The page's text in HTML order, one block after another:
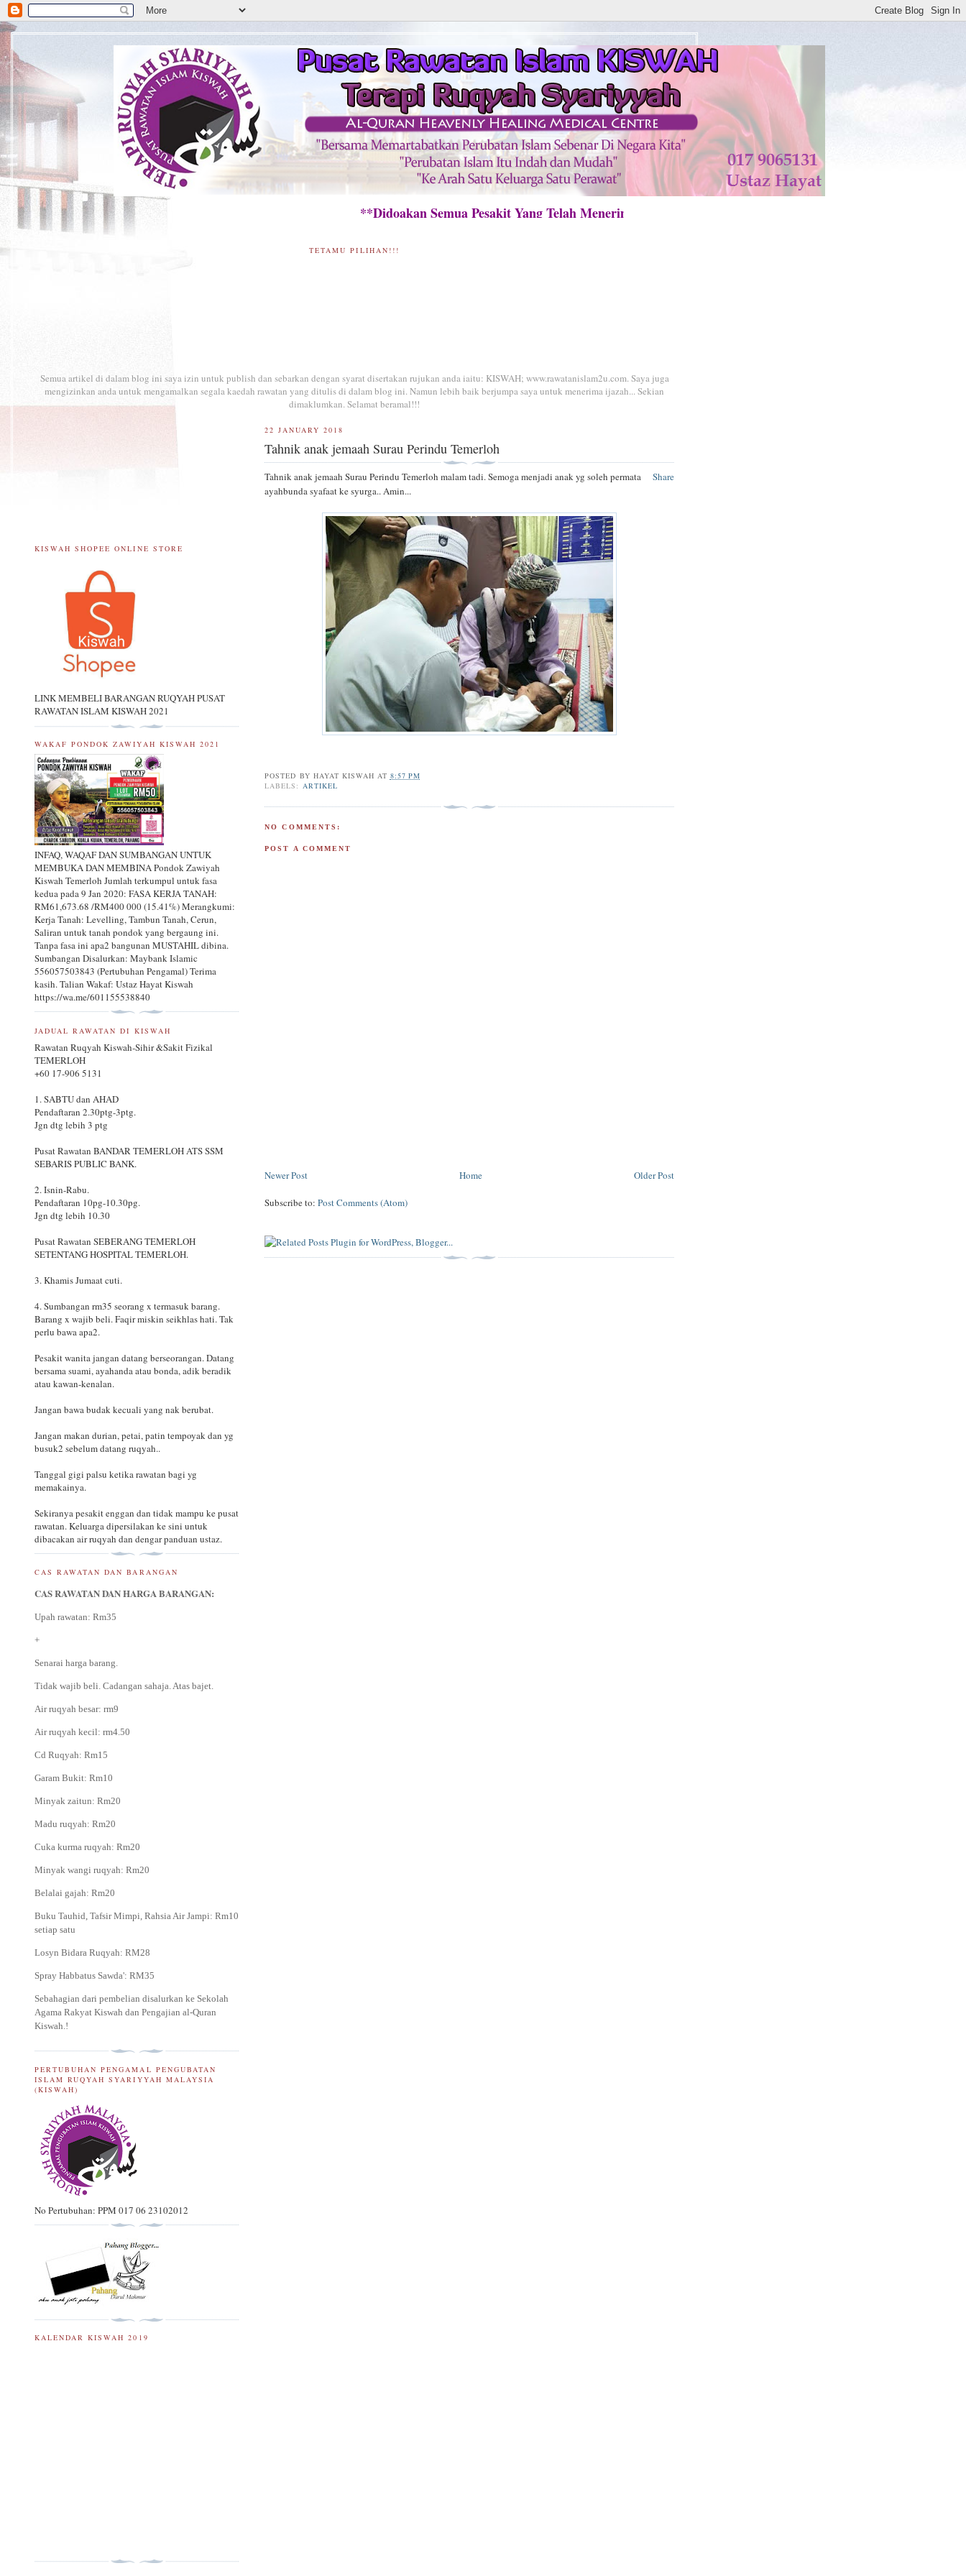
**Didoakan Semua Pesakit Yang Telah Menerima Rawatan di KISWAH DISEMBUHKAN ALLAH TAALA. AMIN**
TETAMU PILIHAN!!!
Semua artikel di dalam blog ini saya izin untuk publish dan sebarkan dengan syarat disertakan rujukan anda iaitu: KISWAH; www.rawatanislam2u.com. Saya juga
mengizinkan anda untuk mengamalkan segala kaedah rawatan yang ditulis di dalam blog ini. Namun lebih baik berjumpa saya untuk menerima ijazah... Sekian
dimaklumkan. Selamat beramal!!!
22 JANUARY 2018
Tahnik anak jemaah Surau Perindu Temerloh
Share
Tahnik anak jemaah Surau Perindu Temerloh malam tadi. Semoga menjadi anak yg soleh permata
ayahbunda syafaat ke syurga.. Amin...
POSTED BY HAYAT KISWAH AT 8:57 PM
LABELS: ARTIKEL
NO COMMENTS:
POST A COMMENT
Newer Post Older Post
Home
Subscribe to:Post Comments (Atom)
KISWAH SHOPEE ONLINE STORE
LINK MEMBELI BARANGAN RUQYAH PUSAT
RAWATAN ISLAM KISWAH 2021
WAKAF PONDOK ZAWIYAH KISWAH 2021
INFAQ, WAQAF DAN SUMBANGAN UNTUK
MEMBUKA DAN MEMBINA Pondok Zawiyah
Kiswah Temerloh Jumlah terkumpul untuk fasa
kedua pada 9 Jan 2020: FASA KERJA TANAH:
RM61,673.68 /RM400 000 (15.41%) Merangkumi:
Kerja Tanah: Levelling, Tambun Tanah, Cerun,
Saliran untuk tanah pondok yang bergaung ini.
Tanpa fasa ini apa2 bangunan MUSTAHIL dibina.
Sumbangan Disalurkan: Maybank Islamic
556057503843 (Pertubuhan Pengamal) Terima
kasih. Talian Wakaf: Ustaz Hayat Kiswah
https://wa.me/601155538840
JADUAL RAWATAN DI KISWAH
Rawatan Ruqyah Kiswah-Sihir &Sakit Fizikal
TEMERLOH
+60 17-906 5131
1. SABTU dan AHAD
Pendaftaran 2.30ptg-3ptg.
Jgn dtg lebih 3 ptg
Pusat Rawatan BANDAR TEMERLOH ATS SSM
SEBARIS PUBLIC BANK.
2. Isnin-Rabu.
Pendaftaran 10pg-10.30pg.
Jgn dtg lebih 10.30
Pusat Rawatan SEBERANG TEMERLOH
SETENTANG HOSPITAL TEMERLOH.
3. Khamis Jumaat cuti.
4. Sumbangan rm35 seorang x termasuk barang.
Barang x wajib beli. Faqir miskin seikhlas hati. Tak
perlu bawa apa2.
Pesakit wanita jangan datang berseorangan. Datang
bersama suami, ayahanda atau bonda, adik beradik
atau kawan-kenalan.
Jangan bawa budak kecuali yang nak berubat.
Jangan makan durian, petai, patin tempoyak dan yg
busuk2 sebelum datang ruqyah..
Tanggal gigi palsu ketika rawatan bagi yg
memakainya.
Sekiranya pesakit enggan dan tidak mampu ke pusat
rawatan. Keluarga dipersilakan ke sini untuk
dibacakan air ruqyah dan dengar panduan ustaz.
CAS RAWATAN DAN BARANGAN
CAS RAWATAN DAN HARGA BARANGAN:
Upah rawatan: Rm35
+
Senarai harga barang.
Tidak wajib beli. Cadangan sahaja. Atas bajet.
Air ruqyah besar: rm9
Air ruqyah kecil: rm4.50
Cd Ruqyah: Rm15
Garam Bukit: Rm10
Minyak zaitun: Rm20
Madu ruqyah: Rm20
Cuka kurma ruqyah: Rm20
Minyak wangi ruqyah: Rm20
Belalai gajah: Rm20
Buku Tauhid, Tafsir Mimpi, Rahsia Air Jampi: Rm10
setiap satu
Losyn Bidara Ruqyah: RM28
Spray Habbatus Sawda': RM35
Sebahagian dari pembelian disalurkan ke Sekolah
Agama Rakyat Kiswah dan Pengajian al-Quran
Kiswah.!
PERTUBUHAN PENGAMAL PENGUBATAN
ISLAM RUQYAH SYARIYYAH MALAYSIA
(KISWAH)
No Pertubuhan: PPM 017 06 23102012
KALENDAR KISWAH 2019